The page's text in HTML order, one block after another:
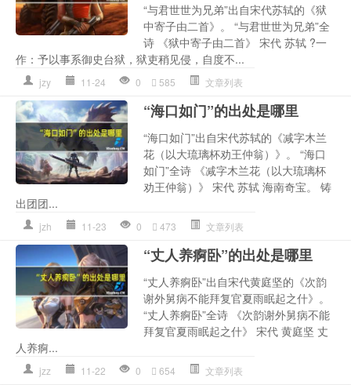
“与君世世为兄弟”出自宋代苏轼的《狱
中寄子由二首》。 “与君世世为兄弟”全
诗 《狱中寄子由二首》 宋代 苏轼 ?一
作：予以事系御史台狱，狱吏稍见侵，自度不...
jzy 11-24 0 585 文章列表
“海口如门”的出处是哪里
“海口如门”出自宋代苏轼的《减字木兰
花（以大琉璃杯劝王仲翁）》。 “海口
如门”全诗 《减字木兰花（以大琉璃杯
劝王仲翁）》 宋代 苏轼 海南奇宝。 铸
出团团...
jzh 11-23 0 473 文章列表
“丈人养痾卧”的出处是哪里
“丈人养痾卧”出自宋代黄庭坚的《次韵
谢外舅病不能拜复官夏雨眠起之什》。
“丈人养痾卧”全诗 《次韵谢外舅病不能
拜复官夏雨眠起之什》 宋代 黄庭坚 丈
人养痾...
jzz 11-22 0 654 文章列表